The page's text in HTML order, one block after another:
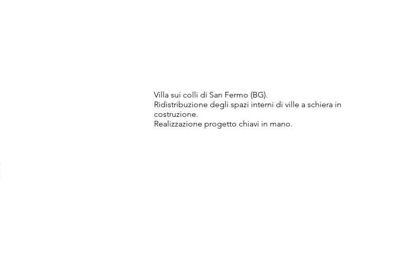
Villa sui colli di San Fermo (BG).
Ridistribuzione degli spazi interni di ville a schiera in
costruzione.
Realizzazione progetto chiavi in mano.